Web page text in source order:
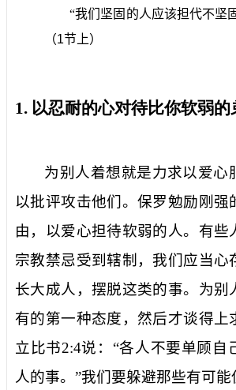
“我们坚固的人应该担代不
（1节上）
1. 以忍耐的心对待比你软弱的
为别人着想就是力求以爱心
以批评攻击他们。保罗勉励刚强
由，以爱心担待软弱的人。有些
宗教禁忌受到辖制，我们应当心
长大成人，摆脱这类的事。为别
有的第一种态度，然后才谈得上
立比书2:4说：“各人不要单顾自
人的事。”我们要躲避那些有可能